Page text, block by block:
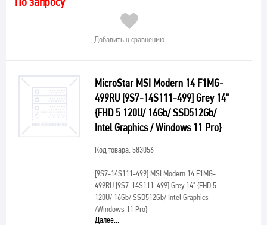
Добавить к сравнению
MicroStar MSI Modern 14 F1MG-
499RU [9S7-14S111-499] Grey 14"
{FHD 5 120U/ 16Gb/ SSD512Gb/
Intel Graphics / Windows 11 Pro}
Код товара: 583056
[9S7-14S111-499]MSI Modern 14 F1MG-
499RU [9S7-14S111-499] Grey 14" {FHD 5
120U/ 16Gb/ SSD512Gb/ Intel Graphics
/Windows 11 Pro}
Далее...